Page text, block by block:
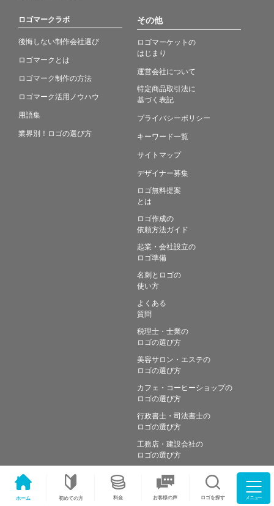
ホーム 初めての方 料金 お客様の声 ロゴを探す メニュー
ロゴマークラボ
後悔しない制作会社選び
ロゴマークとは
ロゴマーク制作の方法
ロゴマーク活用ノウハウ
用語集
業界別！ロゴの選び方
その他
ロゴマーケットの
はじまり
運営会社について
特定商品取引法に
基づく表記
プライバシーポリシー
キーワード一覧
サイトマップ
デザイナー募集
ロゴ無料提案
とは
ロゴ作成の
依頼方法ガイド
起業・会社設立の
ロゴ準備
名刺とロゴの
使い方
よくある
質問
税理士・士業の
ロゴの選び方
美容サロン・エステの
ロゴの選び方
カフェ・コーヒーショップの
ロゴの選び方
行政書士・司法書士の
ロゴの選び方
工務店・建設会社の
ロゴの選び方
Copyright © Simple works Inc. All Rights Reserved.